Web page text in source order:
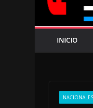
INICIO
NACIONALES